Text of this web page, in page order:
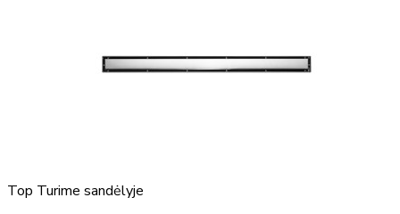
Top Turime sandėlyje